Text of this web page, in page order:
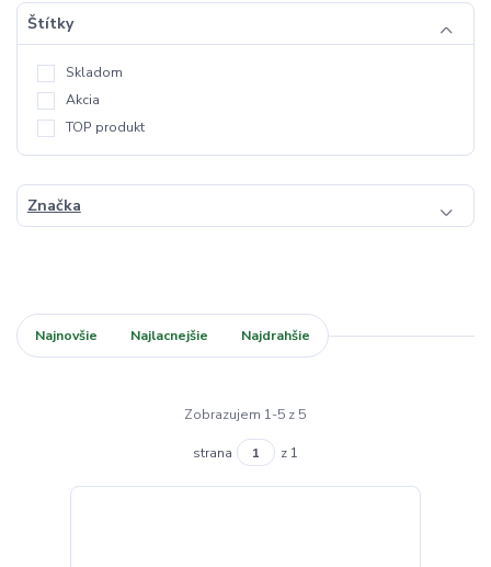
Štítky
Skladom
Akcia
TOP produkt
Značka
Najnovšie Najlacnejšie Najdrahšie
Zobrazujem 1-5 z 5
strana z 1